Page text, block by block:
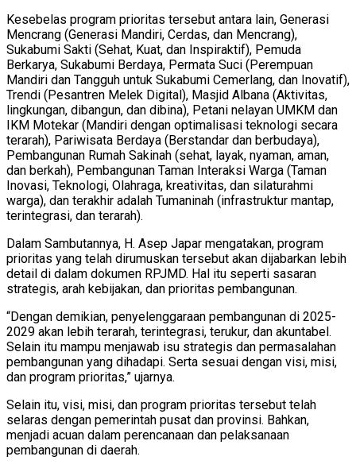
Kesebelas program prioritas tersebut antara lain, Generasi
Mencrang (Generasi Mandiri, Cerdas, dan Mencrang),
Sukabumi Sakti (Sehat, Kuat, dan Inspiraktif), Pemuda
Berkarya, Sukabumi Berdaya, Permata Suci (Perempuan
Mandiri dan Tangguh untuk Sukabumi Cemerlang, dan Inovatif),
Trendi (Pesantren Melek Digital), Masjid Albana (Aktivitas,
lingkungan, dibangun, dan dibina), Petani nelayan UMKM dan
IKM Motekar (Mandiri dengan optimalisasi teknologi secara
terarah), Pariwisata Berdaya (Berstandar dan berbudaya),
Pembangunan Rumah Sakinah (sehat, layak, nyaman, aman,
dan berkah), Pembangunan Taman Interaksi Warga (Taman
Inovasi, Teknologi, Olahraga, kreativitas, dan silaturahmi
warga), dan terakhir adalah Tumaninah (infrastruktur mantap,
terintegrasi, dan terarah).
Dalam Sambutannya, H. Asep Japar mengatakan, program
prioritas yang telah dirumuskan tersebut akan dijabarkan lebih
detail di dalam dokumen RPJMD. Hal itu seperti sasaran
strategis, arah kebijakan, dan prioritas pembangunan.
“Dengan demikian, penyelenggaraan pembangunan di 2025-
2029 akan lebih terarah, terintegrasi, terukur, dan akuntabel.
Selain itu mampu menjawab isu strategis dan permasalahan
pembangunan yang dihadapi. Serta sesuai dengan visi, misi,
dan program prioritas,” ujarnya.
Selain itu, visi, misi, dan program prioritas tersebut telah
selaras dengan pemerintah pusat dan provinsi. Bahkan,
menjadi acuan dalam perencanaan dan pelaksanaan
pembangunan di daerah.